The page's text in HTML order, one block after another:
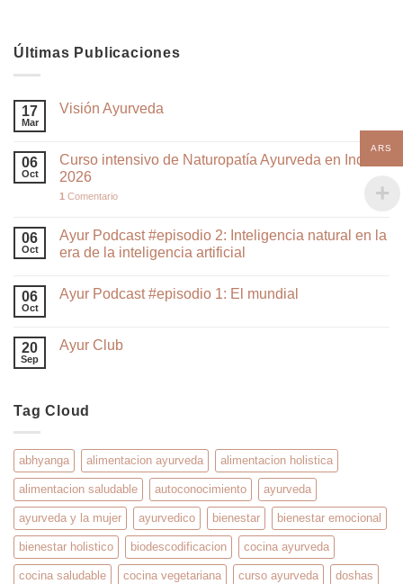
Últimas Publicaciones
17
Mar
Visión Ayurveda
06
Oct
Curso intensivo de Naturopatía Ayurveda en India
2026
1 Comentario
06
Oct
Ayur Podcast #episodio 2: Inteligencia natural en la
era de la inteligencia artificial
06
Oct
Ayur Podcast #episodio 1: El mundial
20
Sep
Ayur Club
Tag Cloud
abhyanga alimentacion ayurveda alimentacion holistica
alimentacion saludable autoconocimiento ayurveda
ayurveda y la mujer ayurvedico bienestar bienestar emocional
bienestar holistico biodescodificacion cocina ayurveda
cocina saludable cocina vegetariana curso ayurveda doshas
ARS